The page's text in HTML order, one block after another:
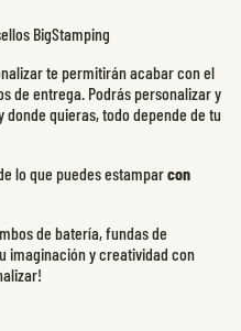
te permitirán acabar con el
de entrega. Podrás personalizar y
quieras, todo depende de tu
lo que puedes estamparcon
de batería, fundas de
imaginación y creatividad con